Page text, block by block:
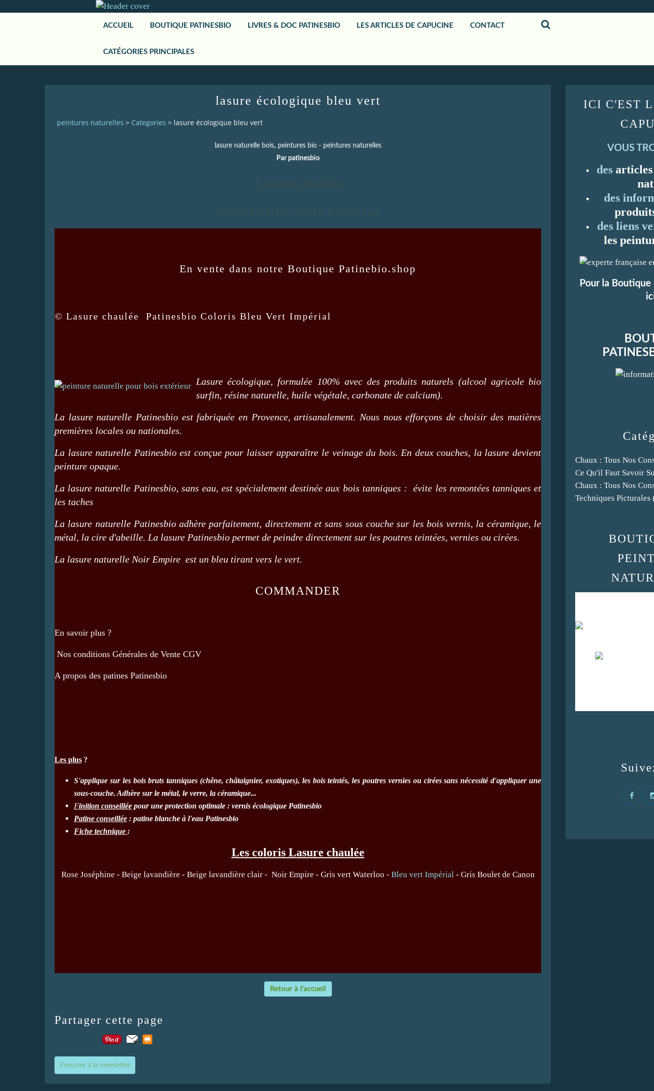
ACCUEIL BOUTIQUE PATINESBIO LIVRES & DOC PATINESBIO LES ARTICLES DE CAPUCINE CONTACT
CATÉGORIES PRINCIPALES
lasure écologique bleu vert
peintures naturelles > Categories > lasure écologique bleu vert
lasure naturelle bois, peintures bio - peintures naturelles
Par patinesbio
En vente dans notre Boutique Patinebio.shop
© Lasure chaulée Patinesbio Coloris Bleu Vert Impérial
Lasure écologique, formulée 100% avec des produits naturels (alcool agricole bio
surfin, résine naturelle, huile végétale, carbonate de calcium).
La lasure naturelle Patinesbio est fabriquée en Provence, artisanalement. Nous nous efforçons de choisir des matières
premières locales ou nationales.
La lasure naturelle Patinesbio est conçue pour laisser apparaître le veinage du bois. En deux couches, la lasure devient
peinture opaque.
La lasure naturelle Patinesbio, sans eau, est spécialement destinée aux bois tanniques : évite les remontées tanniques et
les taches
La lasure naturelle Patinesbio adhère parfaitement, directement et sans sous couche sur les bois vernis, la céramique, le
métal, la cire d'abeille. La lasure Patinesbio permet de peindre directement sur les poutres teintées, vernies ou cirées.
La lasure naturelle Noir Empire est un bleu tirant vers le vert.
COMMANDER
En savoir plus ?
Nos conditions Générales de Vente CGV
A propos des patines Patinesbio
Les plus ?
S'applique sur les bois bruts tanniques (chêne, châtaignier, exotiques), les bois teintés, les poutres vernies ou cirées sans nécessité d'appliquer une
sous-couche. Adhère sur le métal, le verre, la céramique...
Finition conseillée pour une protection optimale : vernis écologique Patinesbio
Patine conseillée : patine blanche à l'eau Patinesbio
Fiche technique :
Les coloris Lasure chaulée
Rose Joséphine - Beige lavandière - Beige lavandière clair - Noir Empire - Gris vert Waterloo - Bleu vert Impérial - Gris Boulet de Canon
Retour à l'accueil
Partager cette page
S'inscrire à la newsletter
Chaux : Tous Nos
Ce Qu'il Faut Savoir
Chaux : Tous Nos
Techniques Picturales
ICI C'EST
VOUS
des
des
des liens
les
Pour la